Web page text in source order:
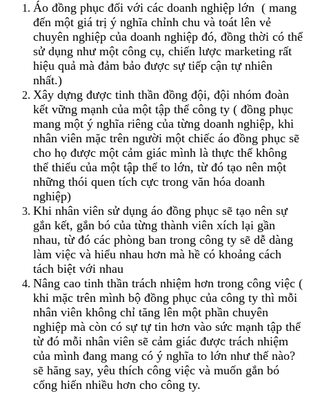
Áo đồng phục đối với các doanh nghiệp lớn ( mang
đến một giá trị ý nghĩa chỉnh chu và toát lên vẻ
chuyên nghiệp của doanh nghiệp đó, đồng thời có thể
sử dụng như một công cụ, chiến lược marketing rất
hiệu quả mà đảm bảo được sự tiếp cận tự nhiên
nhất.)
Xây dựng được tinh thần đồng đội, đội nhóm đoàn
kết vững mạnh của một tập thể công ty ( đồng phục
mang một ý nghĩa riêng của từng doanh nghiệp, khi
nhân viên mặc trên người một chiếc áo đồng phục sẽ
cho họ được một cảm giác mình là thực thể không
thể thiểu của một tập thể to lớn, từ đó tạo nên một
những thói quen tích cực trong văn hóa doanh
nghiệp)
Khi nhân viên sử dụng áo đồng phục sẽ tạo nên sự
gắn kết, gắn bó của từng thành viên xích lại gần
nhau, từ đó các phòng ban trong công ty sẽ dễ dàng
làm việc và hiểu nhau hơn mà hề có khoảng cách
tách biệt với nhau
Nâng cao tinh thần trách nhiệm hơn trong công việc (
khi mặc trên mình bộ đồng phục của công ty thì mỗi
nhân viên không chỉ tăng lên một phần chuyên
nghiệp mà còn có sự tự tin hơn vào sức mạnh tập thể
từ đó mỗi nhân viên sẽ cảm giác được trách nhiệm
của mình đang mang có ý nghĩa to lớn như thế nào?
sẽ hăng say, yêu thích công việc và muốn gắn bó
cống hiến nhiều hơn cho công ty.